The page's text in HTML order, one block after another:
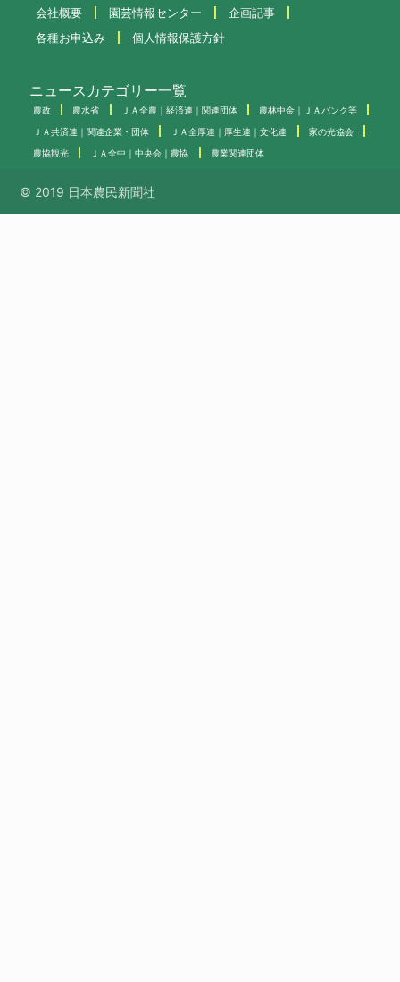
会社概要 園芸情報センター
企画記事
各種お申込み
個人情報保護方針
ニュースカテゴリー一覧
農政 農水省 ＪＡ全農｜経済連｜関連団体 農林中金｜ＪＡバンク等
ＪＡ共済連｜関連企業・団体 ＪＡ全厚連｜厚生連｜文化連 家の光協会
農協観光 ＪＡ全中｜中央会｜農協 農業関連団体
© 2019 日本農民新聞社